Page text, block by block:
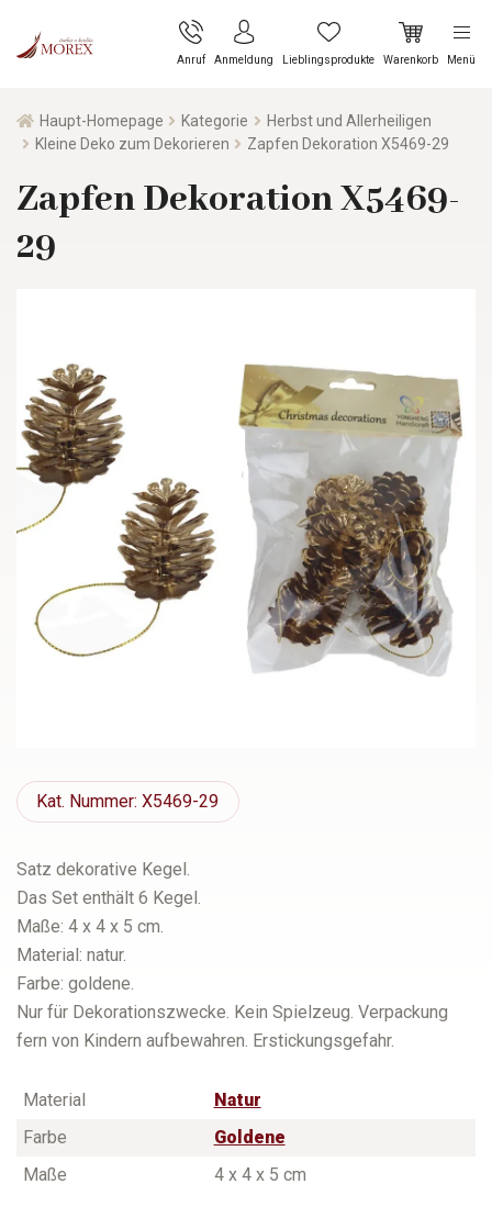
Anruf Anmeldung Lieblingsprodukte Warenkorb Menü
Haupt-Homepage Kategorie
Herbst und Allerheiligen
Kleine Deko zum Dekorieren
Zapfen Dekoration X5469-29
Zapfen Dekoration X5469-
29
Kat. Nummer: X5469-29
Satz dekorative Kegel.
Das Set enthält 6 Kegel.
Maße: 4 x 4 x 5 cm.
Material: natur.
Farbe: goldene.
Nur für Dekorationszwecke. Kein Spielzeug. Verpackung
fern von Kindern aufbewahren. Erstickungsgefahr.
Material
Natur
Farbe
Goldene
Maße
4 x 4 x 5 cm